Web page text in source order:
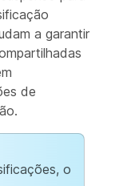
a garantir
de
o